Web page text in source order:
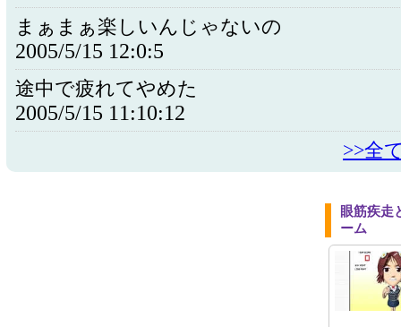
まぁまぁ楽しいんじゃないの
2005/5/15 12:0:5
途中で疲れてやめた
2005/5/15 11:10:12
>>全
眼筋疾走
ーム